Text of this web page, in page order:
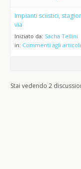
Impianti sciistici,
via
Iniziato da: Sacha Tellini
in: Commenti agli
Stai vedendo 2